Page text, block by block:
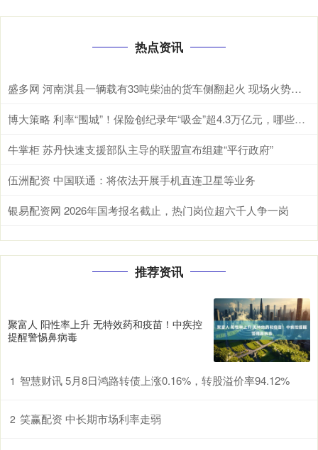
热点资讯
盛多网 河南淇县一辆载有33吨柴油的货车侧翻起火 现场火势汹汹冒出大量浓烟
博大策略 利率“围城”！保险创纪录年“吸金”超4.3万亿元，哪些险种最“吸金”？
牛掌柜 苏丹快速支援部队主导的联盟宣布组建“平行政府”
伍洲配资 中国联通：将依法开展手机直连卫星等业务
银易配资网 2026年国考报名截止，热门岗位超六千人争一岗
推荐资讯
聚富人 阳性率上升 无特效药和疫苗！中疾控
提醒警惕鼻病毒
1 智慧财讯 5月8日鸿路转债上涨0.16%，转股溢价率94.12%
2 笑赢配资 中长期市场利率走弱